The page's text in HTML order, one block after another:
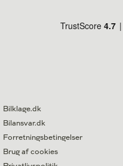
Bilklage.dk
Bilansvar.dk
Forretningsbetingelser
Brug af cookies